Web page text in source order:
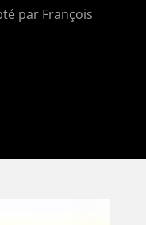
par François